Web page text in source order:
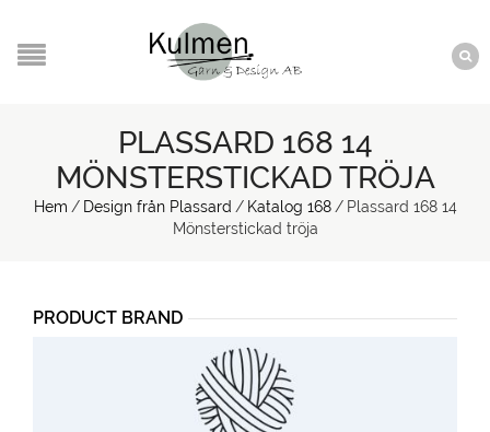
PLASSARD 168 14
MÖNSTERSTICKAD TRÖJA
Hem / Design från Plassard / Katalog 168 / Plassard 168 14
Mönsterstickad tröja
PRODUCT BRAND